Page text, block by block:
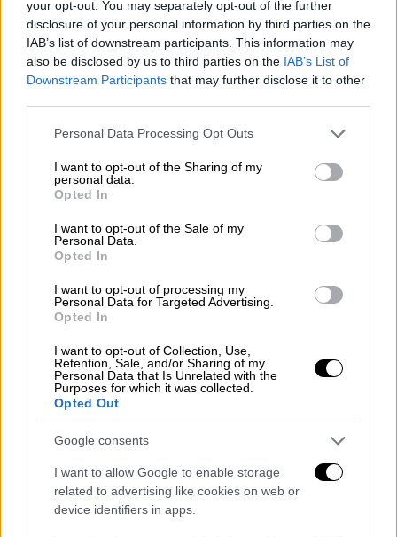
your opt-out. You may separately opt-out of the further
disclosure of your personal information by third parties on the
IAB’s list of downstream participants. This information may
also be disclosed by us to third parties on the IAB’s List of
Downstream Participants that may further disclose it to other
Please note that this website/app uses one or more Google
not limited to your visit or usage behaviour. You may click to
grant or deny consent to Google and its third-party tags to
use your data for below specified purposes in below Google
consent section.
Personal Data Processing Opt Outs
I want to opt-out of the Sharing of my
personal data.
Opted In
I want to opt-out of the Sale of my
Personal Data.
Opted In
I want to opt-out of processing my
Personal Data for Targeted Advertising.
Opted In
I want to opt-out of Collection, Use,
Retention, Sale, and/or Sharing of my
Personal Data that Is Unrelated with the
Purposes for which it was collected.
Opted Out
Google consents
I want to allow Google to enable storage
related to advertising like cookies on web or
device identifiers in apps.
Σινεμά|21.07.2025 09:41
«Την ίδια ώρα, στη γη» του Zερεμί
Κλαπέν: Mία ταινία για την αδελφική
εξωγήινους
Η ταινία προβλήθηκε στο Πανόραμα του
74ου Φεστιβάλ Βερολίνου